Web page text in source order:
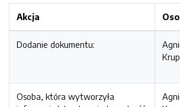
Akcja
Dodanie dokumentu:
Osoba, która wytworzyła